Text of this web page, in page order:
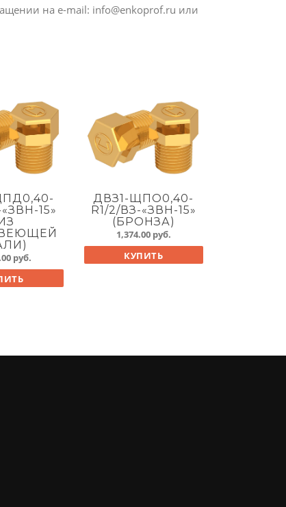
на e-mail: info@enkoprof.ru или
15»
руб.
ДВЗ1-ЩПО0,40-
R1/2/ВЗ-«ЗВН-15»
(БРОНЗА)
1,374.00 руб.
КУПИТЬ